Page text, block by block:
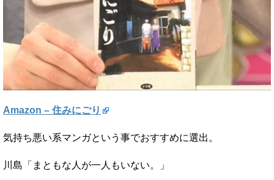
Amazon – 住みにごり
気持ち悪い系マンガという事でおすすめに選出。
川島「まともな人が一人もいない。」